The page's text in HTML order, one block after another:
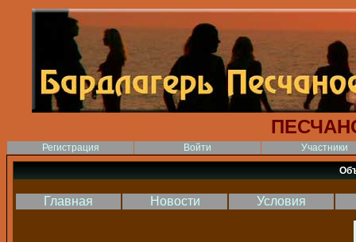
Регистрация Войти Участники
Главная Новости Условия